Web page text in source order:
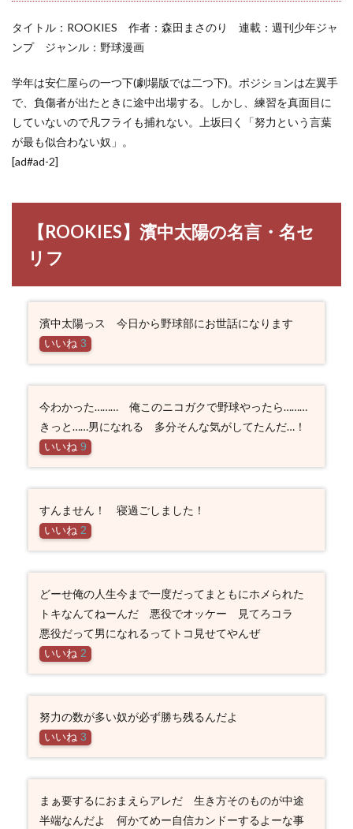
タイトル：ROOKIES 作者：森田まさのり 連載：週刊少年ジャ
ンプ ジャンル：野球漫画
学年は安仁屋らの一つ下(劇場版では二つ下)。ポジションは左翼手
で、負傷者が出たときに途中出場する。しかし、練習を真面目に
していないので凡フライも捕れない。上坂曰く「努力という言葉
が最も似合わない奴」。
[ad#ad-2]
【ROOKIES】濱中太陽の名言・名セ
リフ
濱中太陽っス 今日から野球部にお世話になります
いいね 3
今わかった……… 俺このニコガクで野球やったら………
きっと……男になれる 多分そんな気がしてたんだ…！
いいね 9
すんません！ 寝過ごしました！
いいね 2
どーせ俺の人生今まで一度だってまともにホメられた
トキなんてねーんだ 悪役でオッケー 見てろコラ
悪役だって男になれるってトコ見せてやんぜ
いいね 2
努力の数が多い奴が必ず勝ち残るんだよ
いいね 3
まぁ要するにおまえらアレだ 生き方そのものが中途
半端なんだよ 何かてめー自信カンドーするよーな事